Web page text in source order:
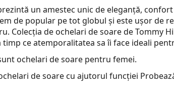
un amestec unic de eleganță,
de popular pe tot globul și este ușor de
Colecția de ochelari de soare de Tommy
ce atemporalitatea sa îi face ideali
ochelari de soare pentru femei.
de soare cu ajutorul funcției